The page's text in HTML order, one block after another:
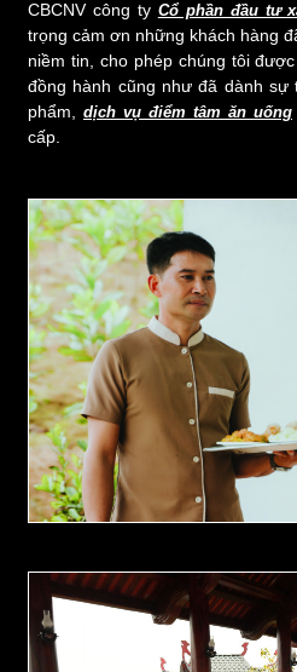
CBCNV công ty Cổ phần đầu tư
trọng cảm ơn những khách hàng
niềm tin, cho phép chúng tôi
đồng hành cũng như đã dành
phẩm, dịch vụ điểm tâm ăn uống
cấp.